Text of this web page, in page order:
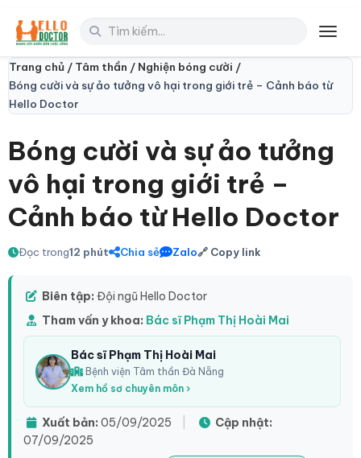
Trang chủ / Tâm thần / Nghiện bóng cười /
Bóng cười và sự ảo tưởng vô hại trong giới trẻ – Cảnh báo từ
Hello Doctor
Bóng cười và sự ảo tưởng
vô hại trong giới trẻ –
Cảnh báo từ Hello Doctor
Đọc trong12 phút Chia sẻ Zalo🔗 Copy link
Biên tập: Đội ngũ Hello Doctor
Tham vấn y khoa: Bác sĩ Phạm Thị Hoài Mai
Bác sĩ Phạm Thị Hoài Mai
Bệnh viện Tâm thần Đà Nẵng
Xem hồ sơ chuyên môn ›
Xuất bản: 05/09/2025
Cập nhật:
07/09/2025